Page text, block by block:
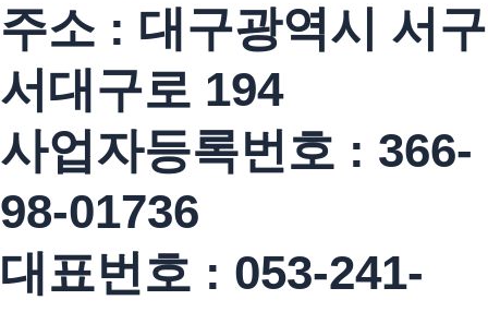
주소 : 대구광역시 서구
서대구로 194
사업자등록번호 : 366-
98-01736
대표번호 : 053-241-